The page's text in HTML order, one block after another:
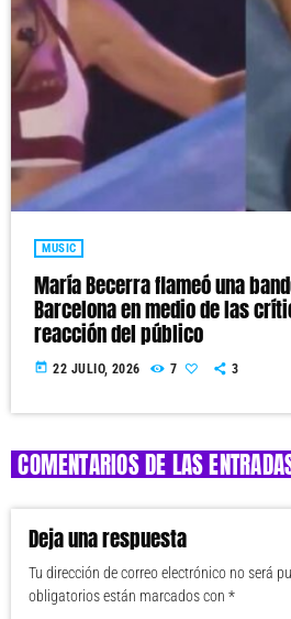
MUSIC
María Becerra flameó una
Barcelona en medio de las
reacción del público
today 22 JULIO, 2026 7 3
COMENTARIOS DE LAS
Deja una respuesta
Tu dirección de correo electrónico no será
obligatorios están marcados con *